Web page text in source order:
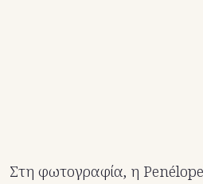
Στη φωτογραφία, η